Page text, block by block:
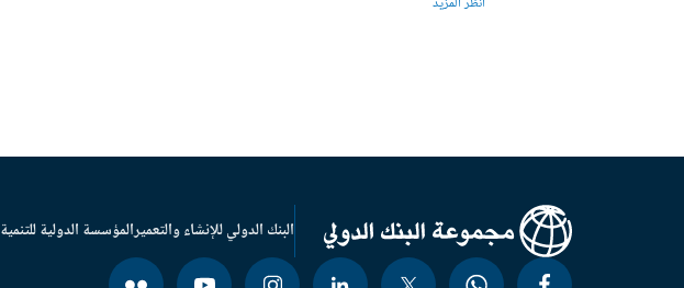
البنك الدولي للإنشاء والتعميرالمؤسسة الدولية للتنمية